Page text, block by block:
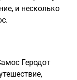
и несколько
Геродот